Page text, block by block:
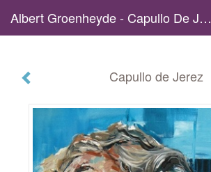
Albert Groenheyde - Capullo De Jerez
Capullo de Jerez